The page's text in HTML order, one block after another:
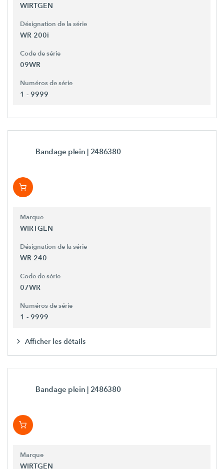
WIRTGEN
Désignation de la série
WR 200i
Code de série
09WR
Numéros de série
1 - 9999
Bandage plein | 2486380
Marque
WIRTGEN
Désignation de la série
WR 240
Code de série
07WR
Numéros de série
1 - 9999
Afficher les détails
Bandage plein | 2486380
Marque
WIRTGEN